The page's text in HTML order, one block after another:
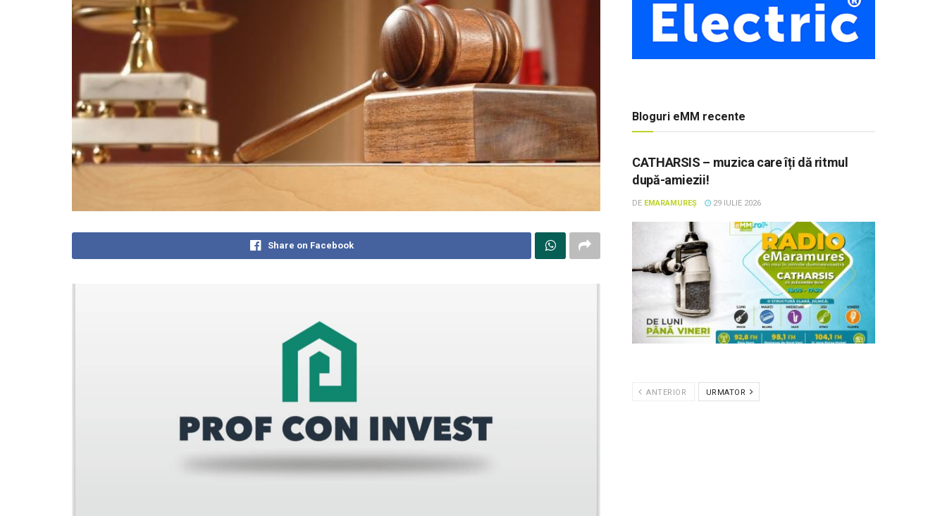
Share on Facebook
Bloguri eMM recente
CATHARSIS – muzica care îți dă ritmul
după-amiezii!
DE EMARAMUREȘ 29 IULIE 2026
ANTERIOR URMATOR